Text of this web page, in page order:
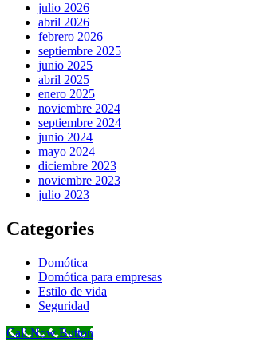
julio 2026
abril 2026
febrero 2026
septiembre 2025
junio 2025
abril 2025
enero 2025
noviembre 2024
septiembre 2024
junio 2024
mayo 2024
diciembre 2023
noviembre 2023
julio 2023
Categories
Domótica
Domótica para empresas
Estilo de vida
Seguridad
Call Now Button